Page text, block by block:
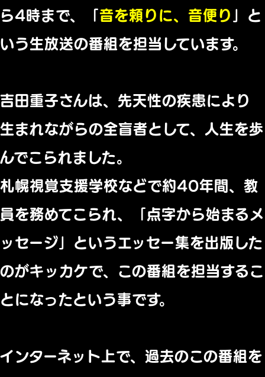
ら4時まで、「音を頼りに、音便り
」と
いう生放送の番組を担当しています。
吉田重子さんは、先天性の疾患により
生まれながらの全盲者として、人生を歩
んでこられました。
札幌視覚支援学校などで約40年間、教
員を務めてこられ、「点字から始まるメ
ッセージ」というエッセー集を出版した
のがキッカケで、この番組を担当するこ
とになったという事です。
インターネット上で、過去のこの番組を